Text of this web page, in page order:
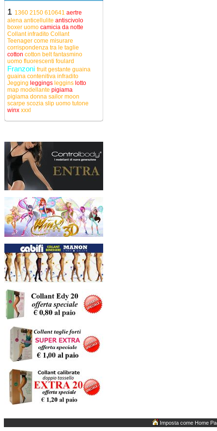
1 1360 2150 610641 aertre
alena anticellulite antiscivolo
boxer uomo camicia da notte
Collant infradito Collant
Teenager come misurare
corrispondenza tra le taglie
cotton cotton beltfantasmino
uomo fluorescenti foulard
Franzoni fruitgestante guaina
guaina contenitiva infradito
Jegging leggings leggins lotto
map modellante pigiama
pigiama donna sailor moon
scarpe scozia slip uomo tutone
winx xxxl
Imposta come Home